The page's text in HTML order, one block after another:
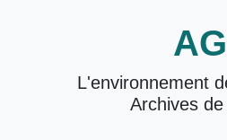
L'environnement
Archives